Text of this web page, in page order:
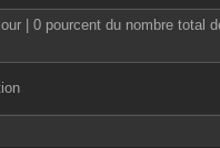
| 0 pourcent du nombre total